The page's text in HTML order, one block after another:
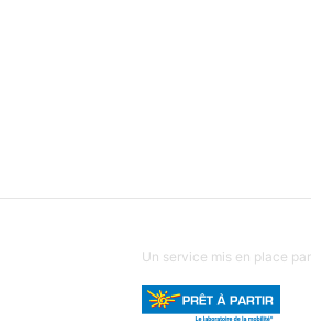
Un service mis en place par